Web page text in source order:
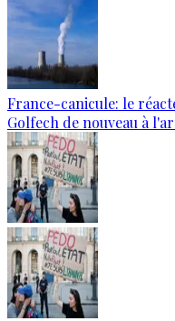
France-canicule: le
Golfech de nouveau à